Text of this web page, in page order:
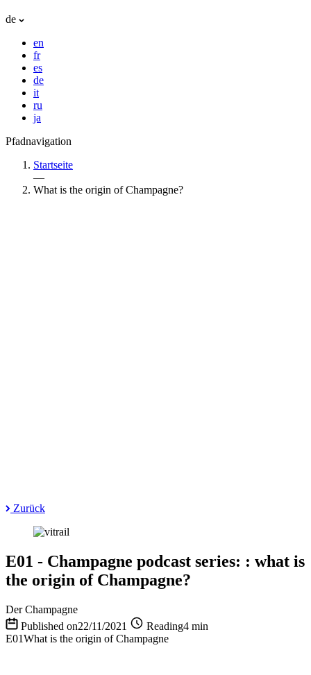
de
en
fr
es
de
it
ru
ja
Pfadnavigation
Startseite
—
What is the origin of Champagne?
Zurück
E01 - Champagne podcast series: : what is
the origin of Champagne?
Der Champagne
Published on22/11/2021
Reading4 min
E01What is the origin of Champagne